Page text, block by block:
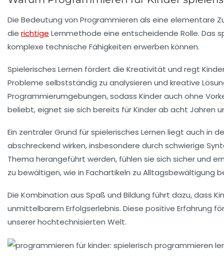
Die Bedeutung von Programmieren als eine elementare
die richtige Lernmethode eine entscheidende Rolle. Das
komplexe technische Fähigkeiten erwerben können.
Spielerisches Lernen fördert die Kreativität und regt
Probleme selbstständig zu analysieren und kreative
Programmierumgebungen, sodass Kinder auch ohne
beliebt, eignet sie sich bereits für Kinder ab acht Jahren
Ein zentraler Grund für spielerisches Lernen liegt auch in
abschreckend wirken, insbesondere durch schwierige
Thema herangeführt werden, fühlen sie sich sicher und
zu bewältigen, wie in Fachartikeln zu Alltagsbewältigung
Die Kombination aus Spaß und Bildung führt dazu, dass
unmittelbarem Erfolgserlebnis. Diese positive Erfahrung
unserer hochtechnisierten Welt.